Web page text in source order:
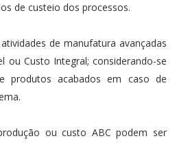
de custeio dos processos.
de manufatura avançadas
ou Custo Integral; considerando-se
produtos acabados em caso de
ou custo ABC podem ser